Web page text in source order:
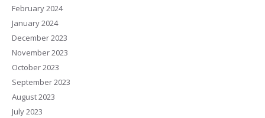
February 2024
January 2024
December 2023
November 2023
October 2023
September 2023
August 2023
July 2023